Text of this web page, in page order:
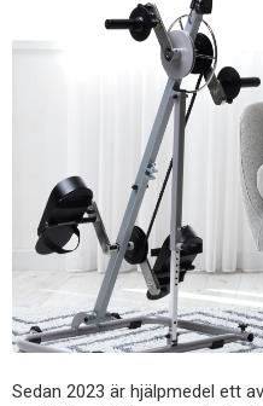
Sedan 2023 är hjälpmedel ett